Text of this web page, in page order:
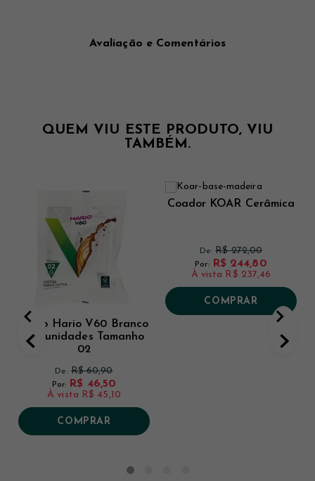
Avaliação e Comentários
QUEM VIU ESTE PRODUTO, VIU
TAMBÉM.
Filtro Hario V60 Branco
100 unidades Tamanho
02
De: R$ 60,90
Por: R$ 46,50
À vista R$ 45,10
COMPRAR
Coador KOAR Cerâmica
De:R$ 272,00
Por: R$ 244,80
À vista R$ 237,46
COMPRAR